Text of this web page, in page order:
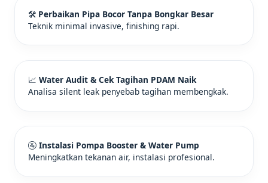
🛠️ Perbaikan Pipa Bocor Tanpa Bongkar Besar
Teknik minimal invasive, finishing rapi.
📈 Water Audit & Cek Tagihan PDAM Naik
Analisa silent leak penyebab tagihan membengkak.
🚰 Instalasi Pompa Booster & Water Pump
Meningkatkan tekanan air, instalasi profesional.